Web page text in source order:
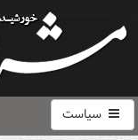
سیاست